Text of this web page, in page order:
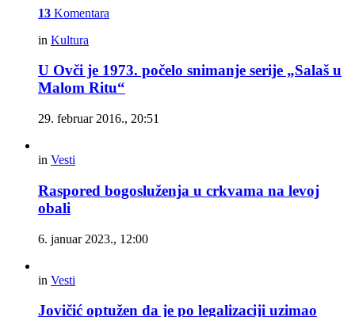
13 Komentara
in Kultura
U Ovči je 1973. počelo snimanje serije „Salaš u
Malom Ritu“
29. februar 2016., 20:51
in Vesti
Raspored bogosluženja u crkvama na levoj
obali
6. januar 2023., 12:00
in Vesti
Jovičić optužen da je po legalizaciji uzimao